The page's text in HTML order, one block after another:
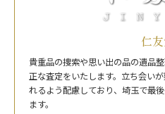
仁
貴重品の捜索や思い出の品の遺品
正な査定をいたします。立ち会い
れるよう配慮しており、埼玉で最
ます。